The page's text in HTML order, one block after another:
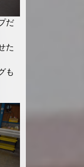
だ
た
も